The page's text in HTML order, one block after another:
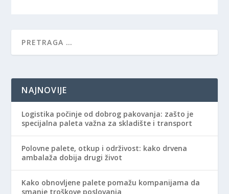
NAJNOVIJE
Logistika počinje od dobrog pakovanja: zašto je
specijalna paleta važna za skladište i transport
Polovne palete, otkup i održivost: kako drvena
ambalaža dobija drugi život
Kako obnovljene palete pomažu kompanijama da
smanje troškove poslovanja